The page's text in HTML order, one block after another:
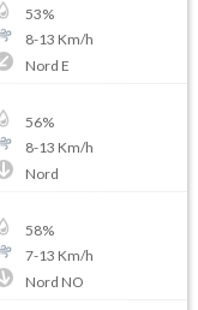
53%
8-13 Km/h
Nord E
56%
8-13 Km/h
Nord
58%
7-13 Km/h
Nord NO